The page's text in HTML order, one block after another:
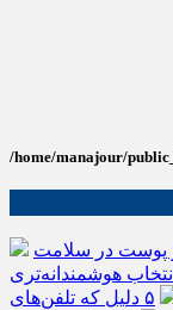
/home/manajour/
پوست در سلامت
هوشمندانه‌تری
۵ دلیل که تلفن‌های IP سیسکو باعث